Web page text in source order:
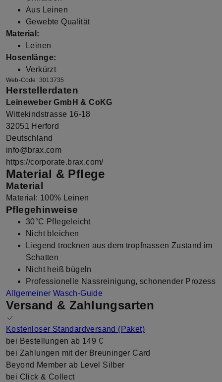
Aus Leinen
Gewebte Qualität
Material:
Leinen
Hosenlänge:
Verkürzt
Web-Code: 3013735
Herstellerdaten
Leineweber GmbH & CoKG
Wittekindstrasse 16-18
32051 Herford
Deutschland
info@brax.com
https://corporate.brax.com/
Material & Pflege
Material
Material: 100% Leinen
Pflegehinweise
30°C Pflegeleicht
Nicht bleichen
Liegend trocknen aus dem tropfnassen Zustand im
Schatten
Nicht heiß bügeln
Professionelle Nassreinigung, schonender Prozess
Allgemeiner Wasch-Guide
Versand & Zahlungsarten
Kostenloser Standardversand (Paket)
bei Bestellungen ab 149 €
bei Zahlungen mit der Breuninger Card
Beyond Member ab Level Silber
bei Click & Collect